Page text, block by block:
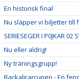
En historisk final
Nu släpper vi biljetter till
SERIESEGER I P0JKAR 02
Nu eller aldrig!
Ny träningsgrupp!
Backalirarcupen - En